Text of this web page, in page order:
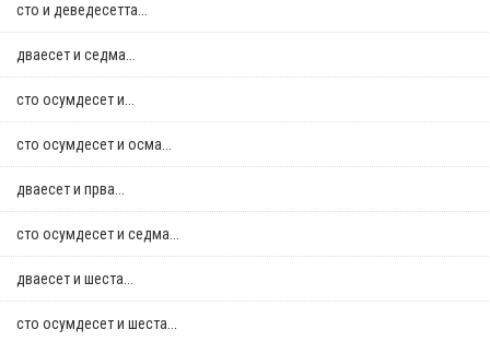
сто и деведесетта...
дваесет и седма...
сто осумдесет и...
сто осумдесет и осма...
дваесет и прва...
сто осумдесет и седма...
дваесет и шеста...
сто осумдесет и шеста...